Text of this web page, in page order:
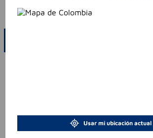
codigo invima nsoc22554-23co
Te puede interesar
Usar mi ubicación actual